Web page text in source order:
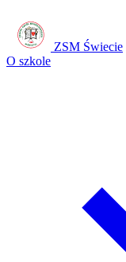
ZSM Świecie
O szkole